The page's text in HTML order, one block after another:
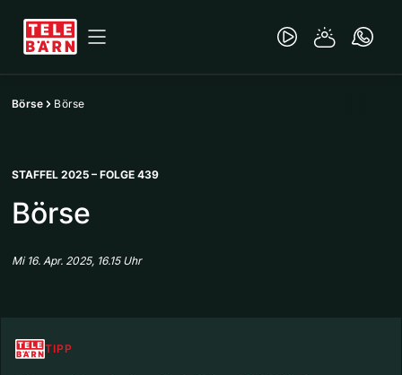
Börse Börse
STAFFEL 2025 – FOLGE 439
Börse
Mi 16. Apr. 2025, 16.15 Uhr
TIPP